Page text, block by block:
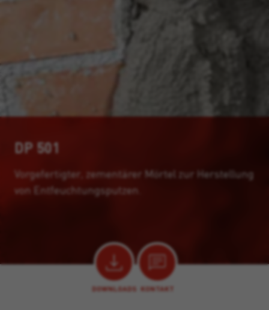
DP 501
Vorgefertigter, zementärer Mörtel zur Herstellung
von Entfeuchtungsputzen.
DOWNLOADS KONTAKT